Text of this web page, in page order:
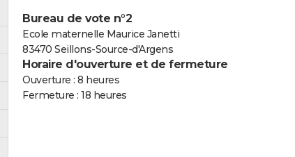
Bureau de vote n°2
Ecole maternelle Maurice Janetti
83470 Seillons-Source-d'Argens
Horaire d'ouverture et de fermeture
Ouverture : 8 heures
Fermeture : 18 heures